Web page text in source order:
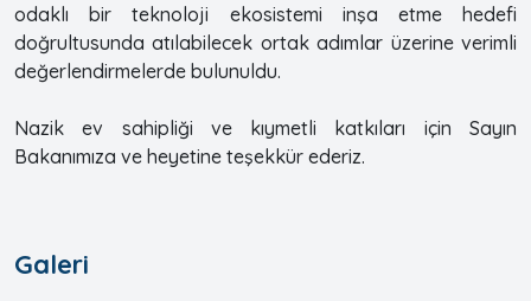
odaklı bir teknoloji ekosistemi inşa etme hedefi
doğrultusunda atılabilecek ortak adımlar üzerine verimli
değerlendirmelerde bulunuldu.
Nazik ev sahipliği ve kıymetli katkıları için Sayın
Bakanımıza ve heyetine teşekkür ederiz.
Galeri